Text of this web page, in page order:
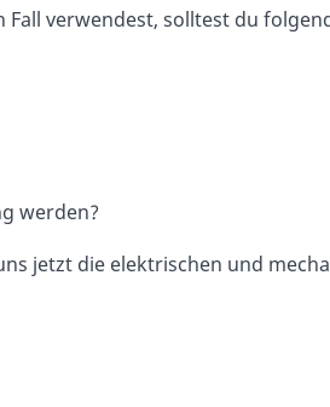
verwendest, solltest du
werden?
jetzt die elektrischen und